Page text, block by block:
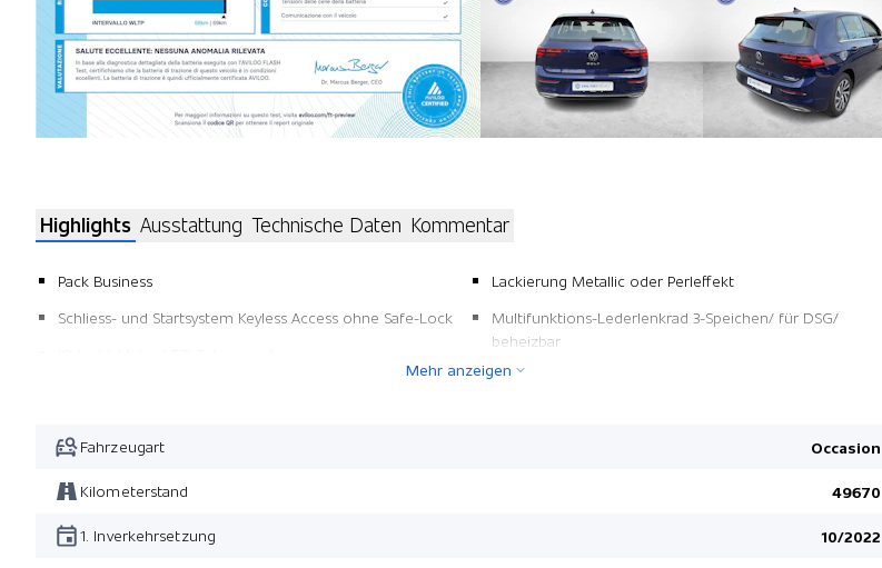
Highlights Ausstattung Technische Daten Kommentar
Pack Business
Schliess- und Startsystem Keyless Access ohne Safe-Lock
Lackierung Metallic oder Perleffekt
Multifunktions-Lederlenkrad 3-Speichen/ für DSG/
beheizbar
Pack Business
Mehr anzeigen
Fahrzeugart Occasion
Kilometerstand 49670
1. Inverkehrsetzung 10/2022